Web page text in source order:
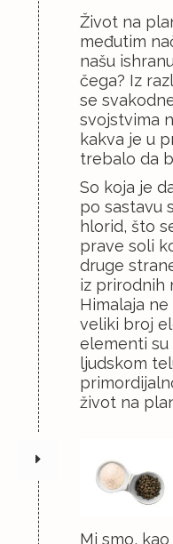
Život na
međutim
našu
čega? Iz
se
svojstvima
kakva je u
trebalo da
So koja je
po sastavu
hlorid, što
prave soli
druge
iz prirodnih
Himalaja
veliki broj
elementi
ljudskom
život na
Mi smo,